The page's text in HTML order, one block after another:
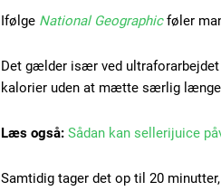
Ifølge National Geographicføler
Det gælder især ved
kalorier uden at mætte særlig
Læs også: Sådan kan sellerijuice
Samtidig tager det op til 20